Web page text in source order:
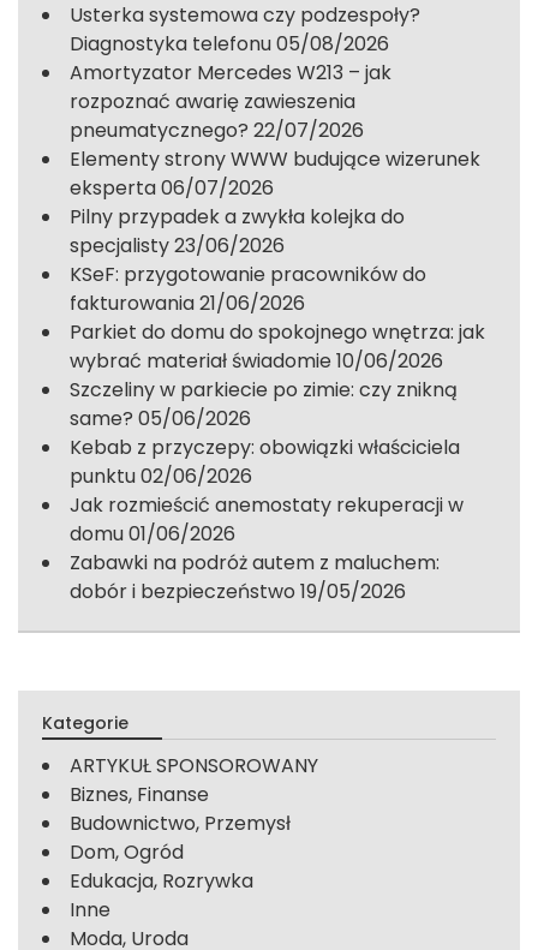
Usterka systemowa czy podzespoły?
Diagnostyka telefonu05/08/2026
Amortyzator Mercedes W213 – jak
rozpoznać awarię zawieszenia
pneumatycznego? 22/07/2026
Elementy strony WWW budujące wizerunek
eksperta06/07/2026
Pilny przypadek a zwykła kolejka do
specjalisty23/06/2026
KSeF: przygotowanie pracowników do
fakturowania21/06/2026
Parkiet do domu do spokojnego wnętrza: jak
wybrać materiał świadomie 10/06/2026
Szczeliny w parkiecie po zimie: czy znikną
same? 05/06/2026
Kebab z przyczepy: obowiązki właściciela
punktu02/06/2026
Jak rozmieścić anemostaty rekuperacji w
domu01/06/2026
Zabawki na podróż autem z maluchem:
dobór i bezpieczeństwo 19/05/2026
Kategorie
ARTYKUŁ SPONSOROWANY
Biznes, Finanse
Budownictwo, Przemysł
Dom, Ogród
Edukacja, Rozrywka
Inne
Moda, Uroda